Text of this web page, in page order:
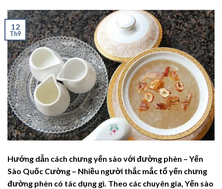
12
Th9
Hướng dẫn cách chưng yến sào với đường phèn – Yến
Sào Quốc Cường – Nhiều người thắc mắc tổ yến chưng
đường phèn có tác dụng gì. Theo các chuyên gia, Yến sào